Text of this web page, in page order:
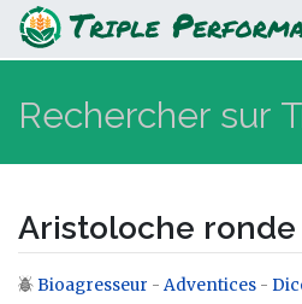
Aristoloche ronde
Aristoloche ronde
Aller à :navigation,
Bioagresseur - Adventices -